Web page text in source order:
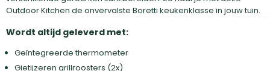
Outdoor Kitchen de onvervalste Boretti keukenklasse in jouw tuin.
Wordt altijd geleverd met:
Geïntegreerde thermometer
Gietijzeren grillroosters (2x)